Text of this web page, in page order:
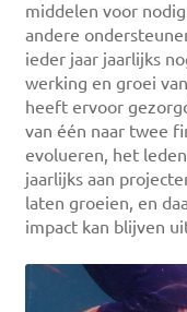
middelen voor
andere
ieder jaar jaarlijks
werking en groei
heeft ervoor
van één naar twee
evolueren, het
jaarlijks aan
laten groeien, en
impact kan blijven